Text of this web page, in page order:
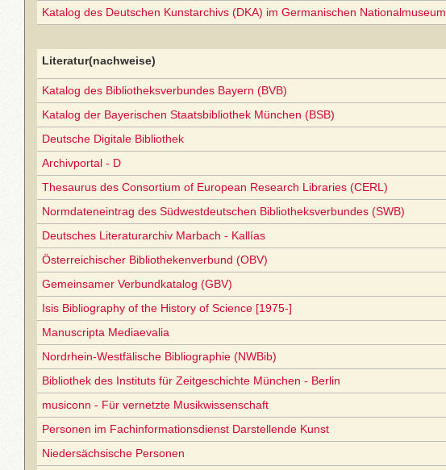
Katalog des Deutschen Kunstarchivs (DKA) im Germanischen Nationalmuseum
Literatur(nachweise)
Katalog des Bibliotheksverbundes Bayern (BVB)
Katalog der Bayerischen Staatsbibliothek München (BSB)
Deutsche Digitale Bibliothek
Archivportal - D
Thesaurus des Consortium of European Research Libraries (CERL)
Normdateneintrag des Südwestdeutschen Bibliotheksverbundes (SWB)
Deutsches Literaturarchiv Marbach - Kallías
Österreichischer Bibliothekenverbund (OBV)
Gemeinsamer Verbundkatalog (GBV)
Isis Bibliography of the History of Science [1975-]
Manuscripta Mediaevalia
Nordrhein-Westfälische Bibliographie (NWBib)
Bibliothek des Instituts für Zeitgeschichte München - Berlin
musiconn - Für vernetzte Musikwissenschaft
Personen im Fachinformationsdienst Darstellende Kunst
Niedersächsische Personen